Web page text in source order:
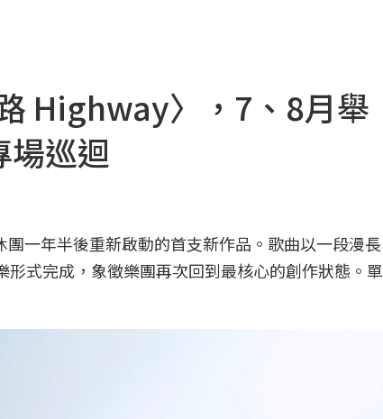
Highway〉，7、8月舉
巡迴
團一年半後重新啟動的首支新作品。歌曲以一段漫長
式完成，象徵樂團再次回到最核心的創作狀態。單